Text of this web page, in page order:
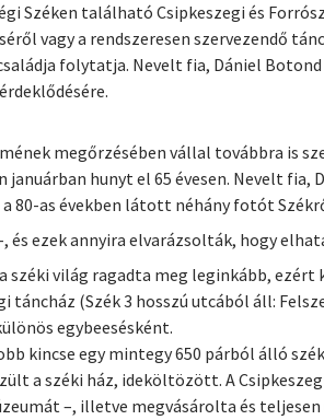
Széken található Csipkeszegi és
vagy a rendszeresen szervezendő
folytatja. Nevelt fia, Dániel
megőrzésében vállal továbbra is
januárban hunyt el 65 évesen. Nevelt
80-as években látott néhány fotót
ezek annyira elvarázsolták, hogy
világ ragadta meg leginkább,
táncház (Szék 3 hosszú utcából áll:
egybeesésként.
kincse egy mintegy 650 párból álló
a széki ház, ideköltözött. A
–, illetve megvásárolta és